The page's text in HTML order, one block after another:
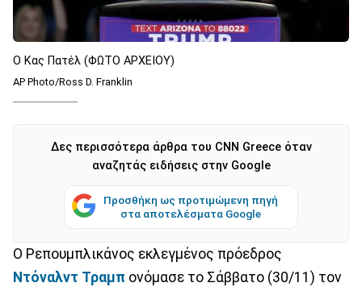
O Κας Πατέλ (ΦΩΤΟ ΑΡΧΕΙΟΥ)
AP Photo/Ross D. Franklin
Δες περισσότερα άρθρα του CNN Greece όταν
αναζητάς ειδήσεις στην Google
Προσθήκη ως προτιμώμενη πηγή
στα αποτελέσματα Google
Ο Ρεπουμπλικάνος εκλεγμένος πρόεδρος
Ντόναλντ Τραμπ ονόμασε το Σάββατο (30/11) τον